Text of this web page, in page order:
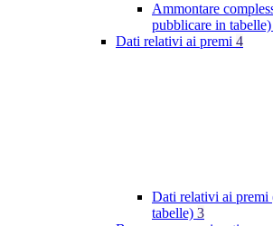
Ammontare
pubblicare in tabelle)
Dati relativi ai premi 4
Dati relativi ai premi
tabelle) 3